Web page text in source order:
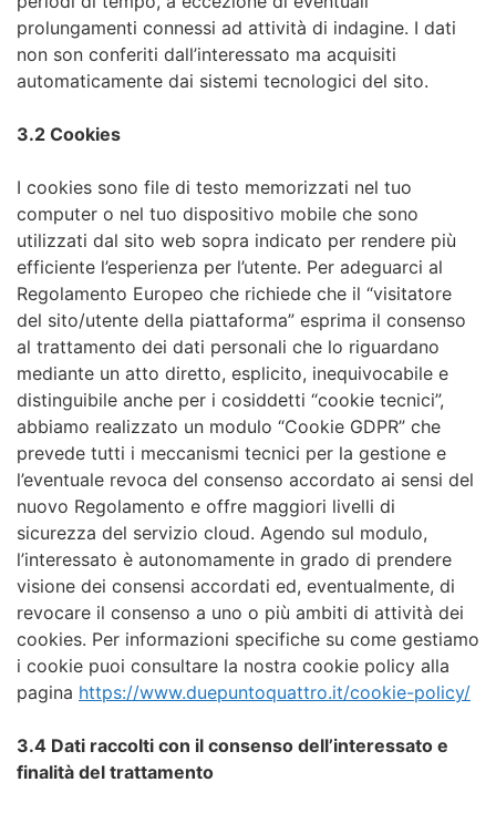
prolungamenti connessi ad attività di indagine. I dati
non son conferiti dall’interessato ma acquisiti
automaticamente dai sistemi tecnologici del sito.
3.2 Cookies
I cookies sono file di testo memorizzati nel tuo
computer o nel tuo dispositivo mobile che sono
utilizzati dal sito web sopra indicato per rendere più
efficiente l’esperienza per l’utente. Per adeguarci al
Regolamento Europeo che richiede che il “visitatore
del sito/utente della piattaforma” esprima il consenso
al trattamento dei dati personali che lo riguardano
mediante un atto diretto, esplicito, inequivocabile e
distinguibile anche per i cosiddetti “cookie tecnici”,
abbiamo realizzato un modulo “Cookie GDPR” che
prevede tutti i meccanismi tecnici per la gestione e
l’eventuale revoca del consenso accordato ai sensi del
nuovo Regolamento e offre maggiori livelli di
sicurezza del servizio cloud. Agendo sul modulo,
l’interessato è autonomamente in grado di prendere
visione dei consensi accordati ed, eventualmente, di
revocare il consenso a uno o più ambiti di attività dei
cookies. Per informazioni specifiche su come gestiamo
i cookie puoi consultare la nostra cookie policy alla
pagina https://www.duepuntoquattro.it/cookie-policy/
3.4 Dati raccolti con il consenso dell’interessato e
finalità del trattamento